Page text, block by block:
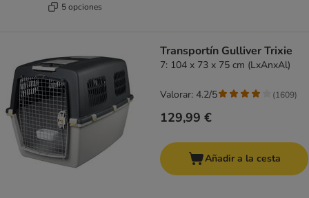
5 opciones
Transportín Gulliver Trixie
7: 104 x 73 x 75 cm (LxAnxAl)
129,99 €
Valorar: 4.2/5 (1609)
Añadir a la cesta